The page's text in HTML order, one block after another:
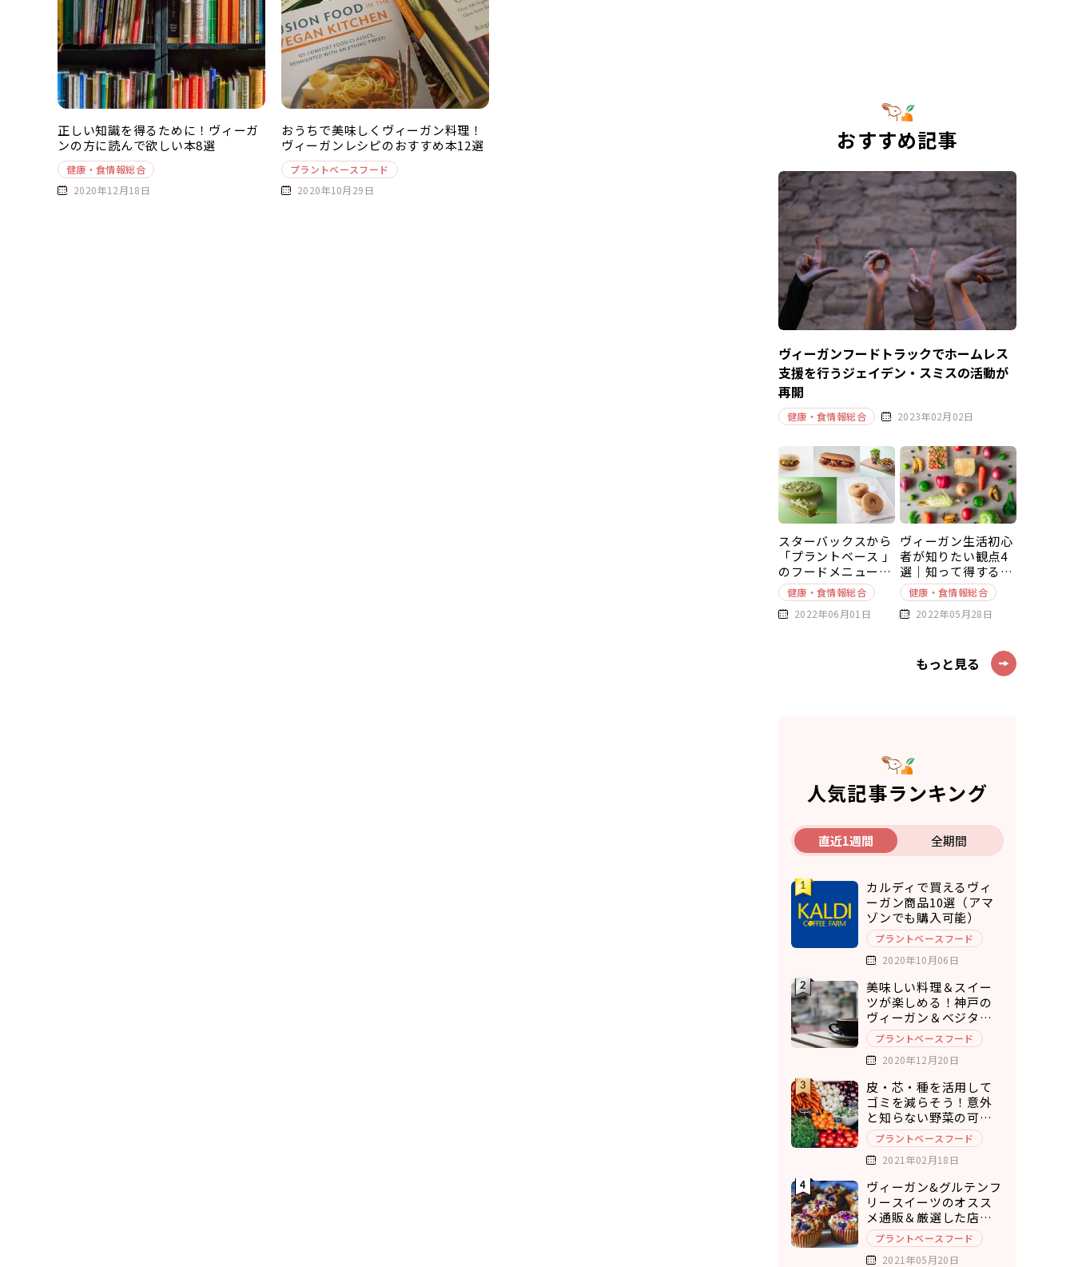
正しい知識を得るために！ヴィーガ
ンの方に読んで欲しい本8選
健康・食情報総合
2020年12月18日
おうちで美味しくヴィーガン料理！
ヴィーガンレシピのおすすめ本12選
プラントベースフード
2020年10月29日
おすすめ記事
ヴィーガンフードトラックでホームレス
支援を行うジェイデン・スミスの活動が
再開
健康・食情報総合 2023年02月02日
スターバックスから
「プラントベース 」
のフードメニューが
新発売
健康・食情報総合
2022年06月01日
ヴィーガン生活初心
者が知りたい観点4
選｜知って得する豆
知識～基本編～
健康・食情報総合
2022年05月28日
もっと見る
人気記事ランキング
直近1週間 全期間
カルディで買えるヴィ
ーガン商品10選（アマ
ゾンでも購入可能）
プラントベースフード
2020年10月06日
美味しい料理＆スイー
ツが楽しめる！神戸の
ヴィーガン＆ベジタリ
アンカフェ7選
プラントベースフード
2020年12月20日
皮・芯・種を活用して
ゴミを減らそう！意外
と知らない野菜の可食
部12選
プラントベースフード
2021年02月18日
ヴィーガン&グルテンフ
リースイーツのオスス
メ通販＆厳選した店舗
10選
プラントベースフード
2021年05月20日